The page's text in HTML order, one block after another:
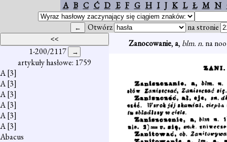
A B C Ć D E F G H I J K L Ł M N
Otwórz na stronie
1-200/2117
artykuły hasłowe: 1759
A[3]
A[3]
A[3]
A[3]
A[3]
A[3]
Abacus
Zanocowanie,a, blm. n.na